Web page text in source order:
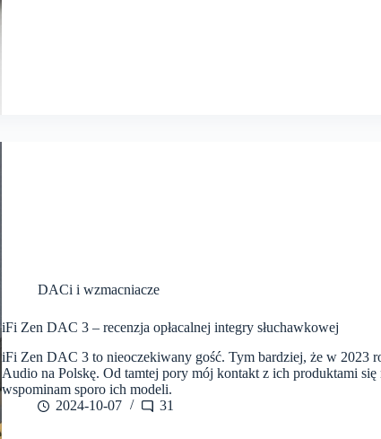
DACi i wzmacniacze
iFi Zen DAC 3 – recenzja opłacalnej integry słuchawkowej
iFi Zen DAC 3 to nieoczekiwany gość. Tym bardziej, że w 2023
Audio na Polskę. Od tamtej pory mój kontakt z ich produktami się
wspominam sporo ich modeli.
2024-10-07
31